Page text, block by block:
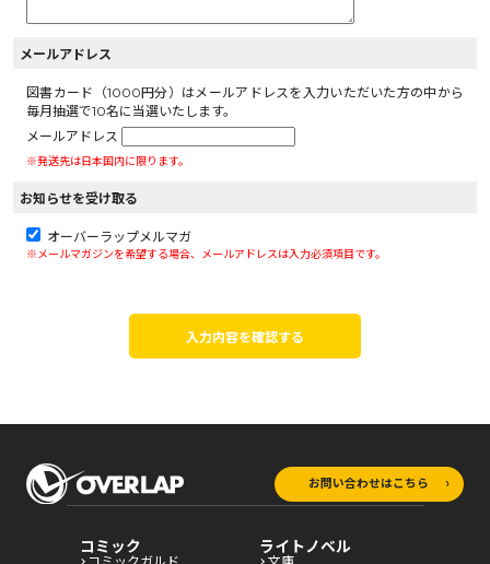
メールアドレス
図書カード（1000円分）はメールアドレスを入力いただいた方の中から
毎月抽選で10名に当選いたします。
メールアドレス
※発送先は日本国内に限ります。
お知らせを受け取る
オーバーラップメルマガ
※メールマガジンを希望する場合、メールアドレスは入力必須項目です。
入力内容を確認する
お問い合わせはこちら
コミック ライトノベル